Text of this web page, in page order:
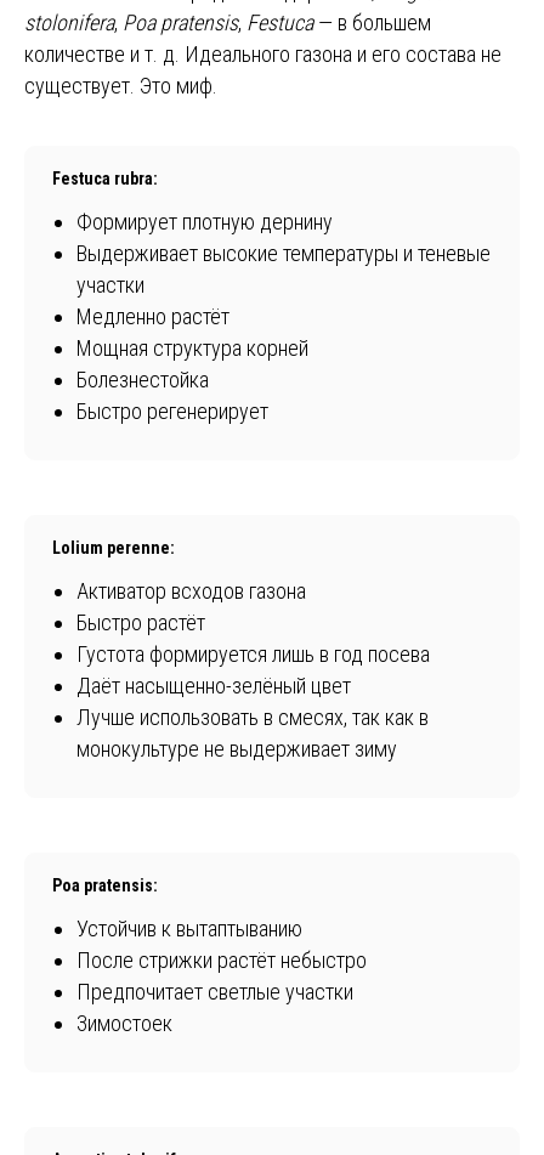
stolonifera, Poa pratensis, Festuca— в большем
количестве и т. д. Идеального газона и его состава не
существует. Это миф.
Festuca rubra:
Формирует плотную дернину
Выдерживает высокие температуры и теневые
участки
Медленно растёт
Мощная структура корней
Болезнестойка
Быстро регенерирует
Lolium perenne:
Активатор всходов газона
Быстро растёт
Густота формируется лишь в год посева
Даёт насыщенно-зелёный цвет
Лучше использовать в смесях, так как в
монокультуре не выдерживает зиму
Poa pratensis:
Устойчив к вытаптыванию
После стрижки растёт небыстро
Предпочитает светлые участки
Зимостоек